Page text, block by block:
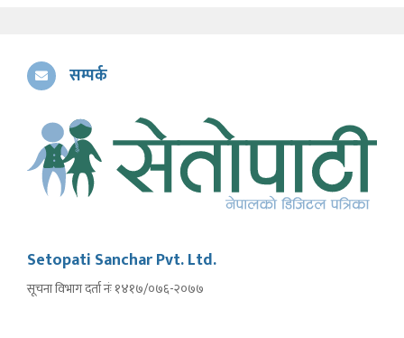
सम्पर्क
Setopati Sanchar Pvt. Ltd.
सूचना विभाग दर्ता नंः १४१७/०७६-२०७७